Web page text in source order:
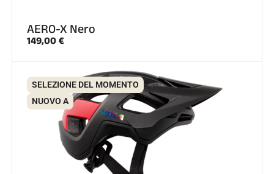
SCI SU TUTTI I TERRENI
AERO-X Nero
149,00 €
SELEZIONE DEL MOMENTO
NUOVO A